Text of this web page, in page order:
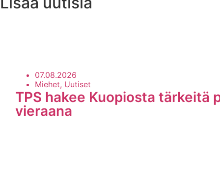
07.08.2026
Miehet, Uutiset
TPS hakee Kuopiosta tärkeitä
vieraana